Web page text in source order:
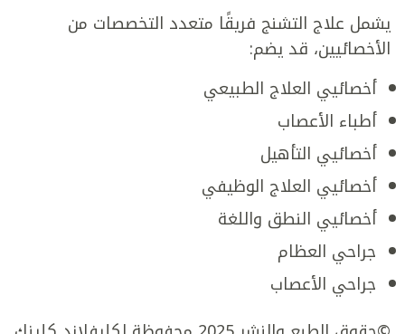
يشمل علاج التشنج فريقًا متعدد التخصصات من
الأخصائيين، قد يضم:
أخصائيي العلاج الطبيعي
أطباء الأعصاب
أخصائيي التأهيل
أخصائيي العلاج الوظيفي
أخصائيي النطق واللغة
جراحي العظام
جراحي الأعصاب